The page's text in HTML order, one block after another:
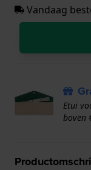
Vandaag
Etui
boven